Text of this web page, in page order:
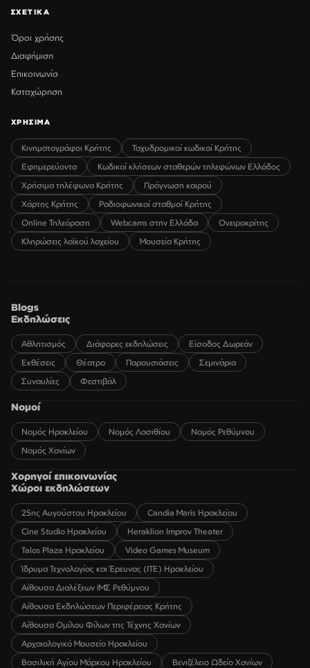
ΣΧΕΤΙΚΑ
Όροι χρήσης
Διαφήμιση
Επικοινωνία
Καταχώρηση
ΧΡΗΣΙΜΑ
Κινηματογράφοι Κρήτης
Ταχυδρομικοί κωδικοί Κρήτης
Εφημερεύοντα
Κωδικοί κλήσεων σταθερών τηλεφώνων Ελλάδος
Χρήσιμα τηλέφωνα Κρήτης
Πρόγνωση καιρού
Χάρτης Κρήτης
Ραδιοφωνικοί σταθμοί Κρήτης
Online Τηλεόραση
Webcams στην Ελλάδα
Ονειροκρίτης
Κληρώσεις λαϊκού λαχείου
Μουσεία Κρήτης
Blogs
Εκδηλώσεις
Αθλητισμός Διάφορες εκδηλώσεις
Είσοδος Δωρεάν
Εκθέσεις
Θέατρο Παρουσιάσεις
Σεμινάρια
Συναυλίες
Φεστιβάλ
Νομοί
Νομός Ηρακλείου Νομός Λασιθίου
Νομός Ρεθύμνου
Νομός Χανίων
Χορηγοί επικοινωνίας
Χώροι εκδηλώσεων
25ης Αυγούστου Ηρακλείου
Candia Maris Ηρακλείου
Cine Studio Ηρακλείου
Heraklion Improv Theater
Talos Plaza Ηρακλείου
Video Games Museum
Ίδρυμα Τεχνολογίας και Έρευνας (ΙΤΕ) Ηρακλείου
Αίθουσα Διαλέξεων ΙΜΣ Ρεθύμνου
Αίθουσα Εκδηλώσεων Περιφέρειας Κρήτης
Αίθουσα Ομίλου Φίλων της Τέχνης Χανίων
Αρχαιολογικό Μουσείο Ηρακλείου
Βασιλική Αγίου Μάρκου Ηρακλείου
Βενιζέλειο Ωδείο Χανίων